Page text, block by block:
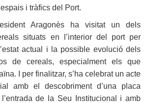
i tràfics del Port.
Aragonès ha visitat un dels
situats en l’interior del port per
actual i la possible evolució dels
de cereals, especialment els que
I per finalitzar, s’ha celebrat un acte
amb el descobriment d’una placa
de la Seu Institucional i amb